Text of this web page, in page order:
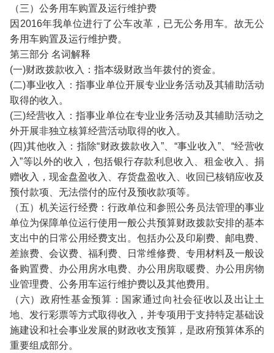
（三）公务用车购置及运行维护费
因2016年我单位进行了公车改革，已无公务用车。故无公
务用车购置及运行维护费。
第三部分 名词解释
(一)财政拨款收入：指本级财政当年拨付的资金。
(二)事业收入：指事业单位开展专业业务活动及其辅助活动
取得的收入。
(三)经营收入：指事业单位在专业业务活动及其辅助活动之
外开展非独立核算经营活动取得的收入。
(四)其他收入：指除“财政拨款收入”、“事业收入”、“经营收
入”等以外的收入，包括银行存款利息收入、租金收入、捐
赠收入，现金盘盈收入、存货盘盈收入、收回已核销应收及
预付款项、无法偿付的应付及预收款项等。
（五）机关运行经费：行政单位和参照公务员法管理的事业
单位为保障单位运行使用一般公共预算财政拨款安排的基本
支出中的日常公用经费支出。包括办公及印刷费、邮电费、
差旅费、会议费、福利费、日常维修费、专用材料及一般设
备购置费、办公用房水电费、办公用房取暖费、办公用房物
业管理费、公务用车运行维护费以及其他费用。
（六）政府性基金预算：国家通过向社会征收以及出让土
地、发行彩票等方式取得收入，并专项用于支持特定基础设
施建设和社会事业发展的财政收支预算，是政府预算体系的
重要组成部分。